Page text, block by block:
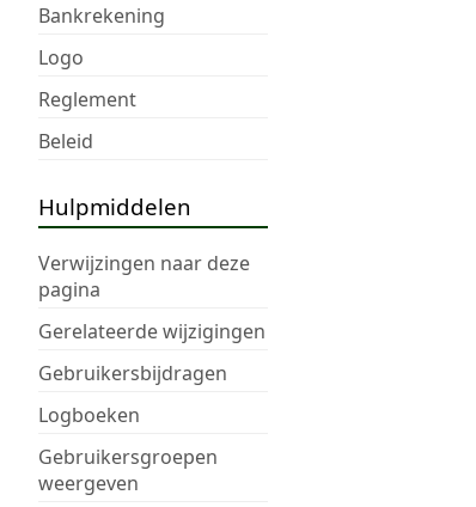
Bankrekening
Logo
Reglement
Beleid
Hulpmiddelen
Verwijzingen naar deze
pagina
Gerelateerde wijzigingen
Gebruikersbijdragen
Logboeken
Gebruikersgroepen
weergeven